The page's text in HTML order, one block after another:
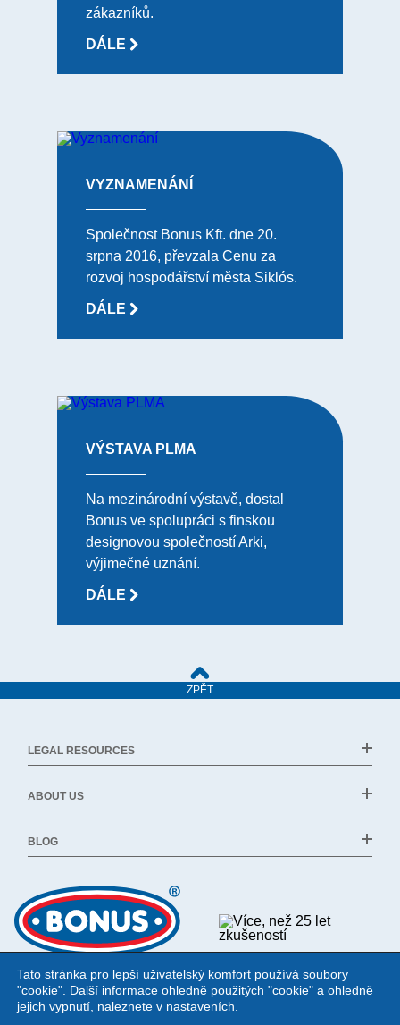
zákazníků.
DÁLE
VYZNAMENÁNÍ
Společnost Bonus Kft. dne 20.
srpna 2016, převzala Cenu za
rozvoj hospodářství města Siklós.
DÁLE
VÝSTAVA PLMA
Na mezinárodní výstavě, dostal
Bonus ve spolupráci s finskou
designovou společností Arki,
výjimečné uznání.
DÁLE
ZPĚT
LEGAL RESOURCES
ABOUT US
BLOG
Tato stránka pro lepší uživatelský komfort používá soubory
"cookie". Další informace ohledně použitých "cookie" a ohledně
jejich vypnutí, naleznete v nastaveních